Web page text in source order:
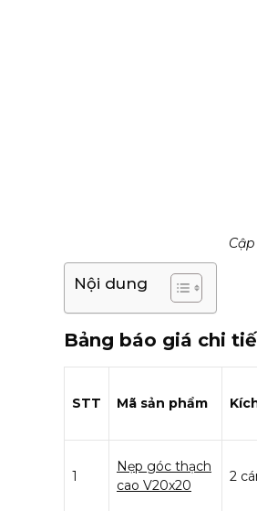
Nội dung
Bảng báo giá chi
STT Mã sản phẩm
1
Nẹp góc thạch
cao V20x20
2